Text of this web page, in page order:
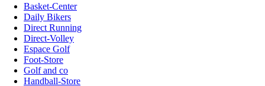
Basket-Center
Daily Bikers
Direct Running
Direct-Volley
Espace Golf
Foot-Store
Golf and co
Handball-Store